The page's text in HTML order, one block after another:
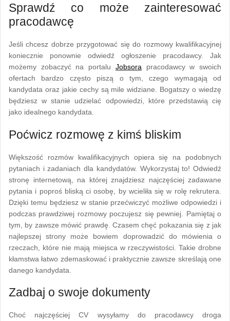
Sprawdź co może zainteresować
pracodawcę
Jeśli chcesz dobrze przygotować się do rozmowy kwalifikacyjnej
koniecznie ponownie odwiedź ogłoszenie pracodawcy. Jak
możemy zobaczyć na portalu Jobsorapracodawcy w swoich
ofertach bardzo często piszą o tym, czego wymagają od
kandydata oraz jakie cechy są mile widziane. Bogatszy o wiedzę
będziesz w stanie udzielać odpowiedzi, które przedstawią cię
jako idealnego kandydata.
Poćwicz rozmowę z kimś bliskim
Większość rozmów kwalifikacyjnych opiera się na podobnych
pytaniach i zadaniach dla kandydatów. Wykorzystaj to! Odwiedź
stronę internetową, na której znajdziesz najczęściej zadawane
pytania i poproś bliską ci osobę, by wcieliła się w rolę rekrutera.
Dzięki temu będziesz w stanie przećwiczyć możliwe odpowiedzi i
podczas prawdziwej rozmowy poczujesz się pewniej. Pamiętaj o
tym, by zawsze mówić prawdę. Czasem chęć pokazania się z jak
najlepszej strony może bowiem doprowadzić do mówienia o
rzeczach, które nie mają miejsca w rzeczywistości. Takie drobne
kłamstwa łatwo zdemaskować i praktycznie zawsze skreślają one
danego kandydata.
Zadbaj o swoje dokumenty
Choć najczęściej CV wysyłamy do pracodawcy droga